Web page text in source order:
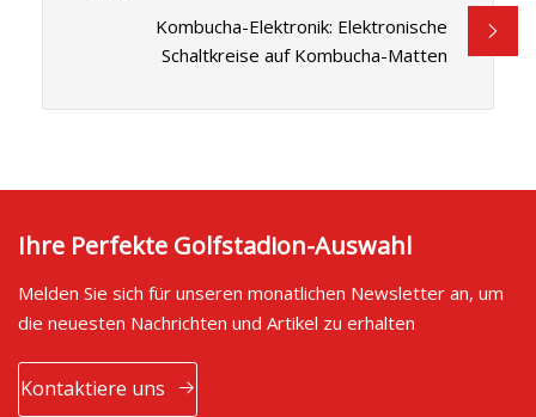
Kombucha-Elektronik: Elektronische
Schaltkreise auf Kombucha-Matten
Ihre Perfekte Golfstadion-Auswahl
Melden Sie sich für unseren monatlichen Newsletter an, um
die neuesten Nachrichten und Artikel zu erhalten
Kontaktiere uns